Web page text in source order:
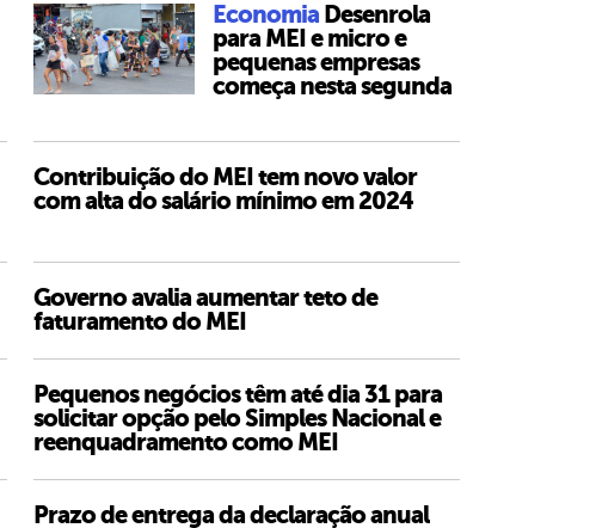
Economia Desenrola
para MEI e micro e
pequenas empresas
começa nesta segunda
Contribuição do MEI tem novo valor
com alta do salário mínimo em 2024
Governo avalia aumentar teto de
faturamento do MEI
Pequenos negócios têm até dia 31 para
solicitar opção pelo Simples Nacional e
reenquadramento como MEI
Prazo de entrega da declaração anual